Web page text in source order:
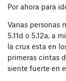
Por ahora para
Varias personas
5.11d o 5.12a, a
la crux esta en
primeras cintas
siente fuerte en